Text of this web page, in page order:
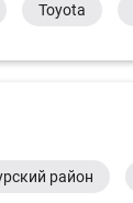
Toyota
район